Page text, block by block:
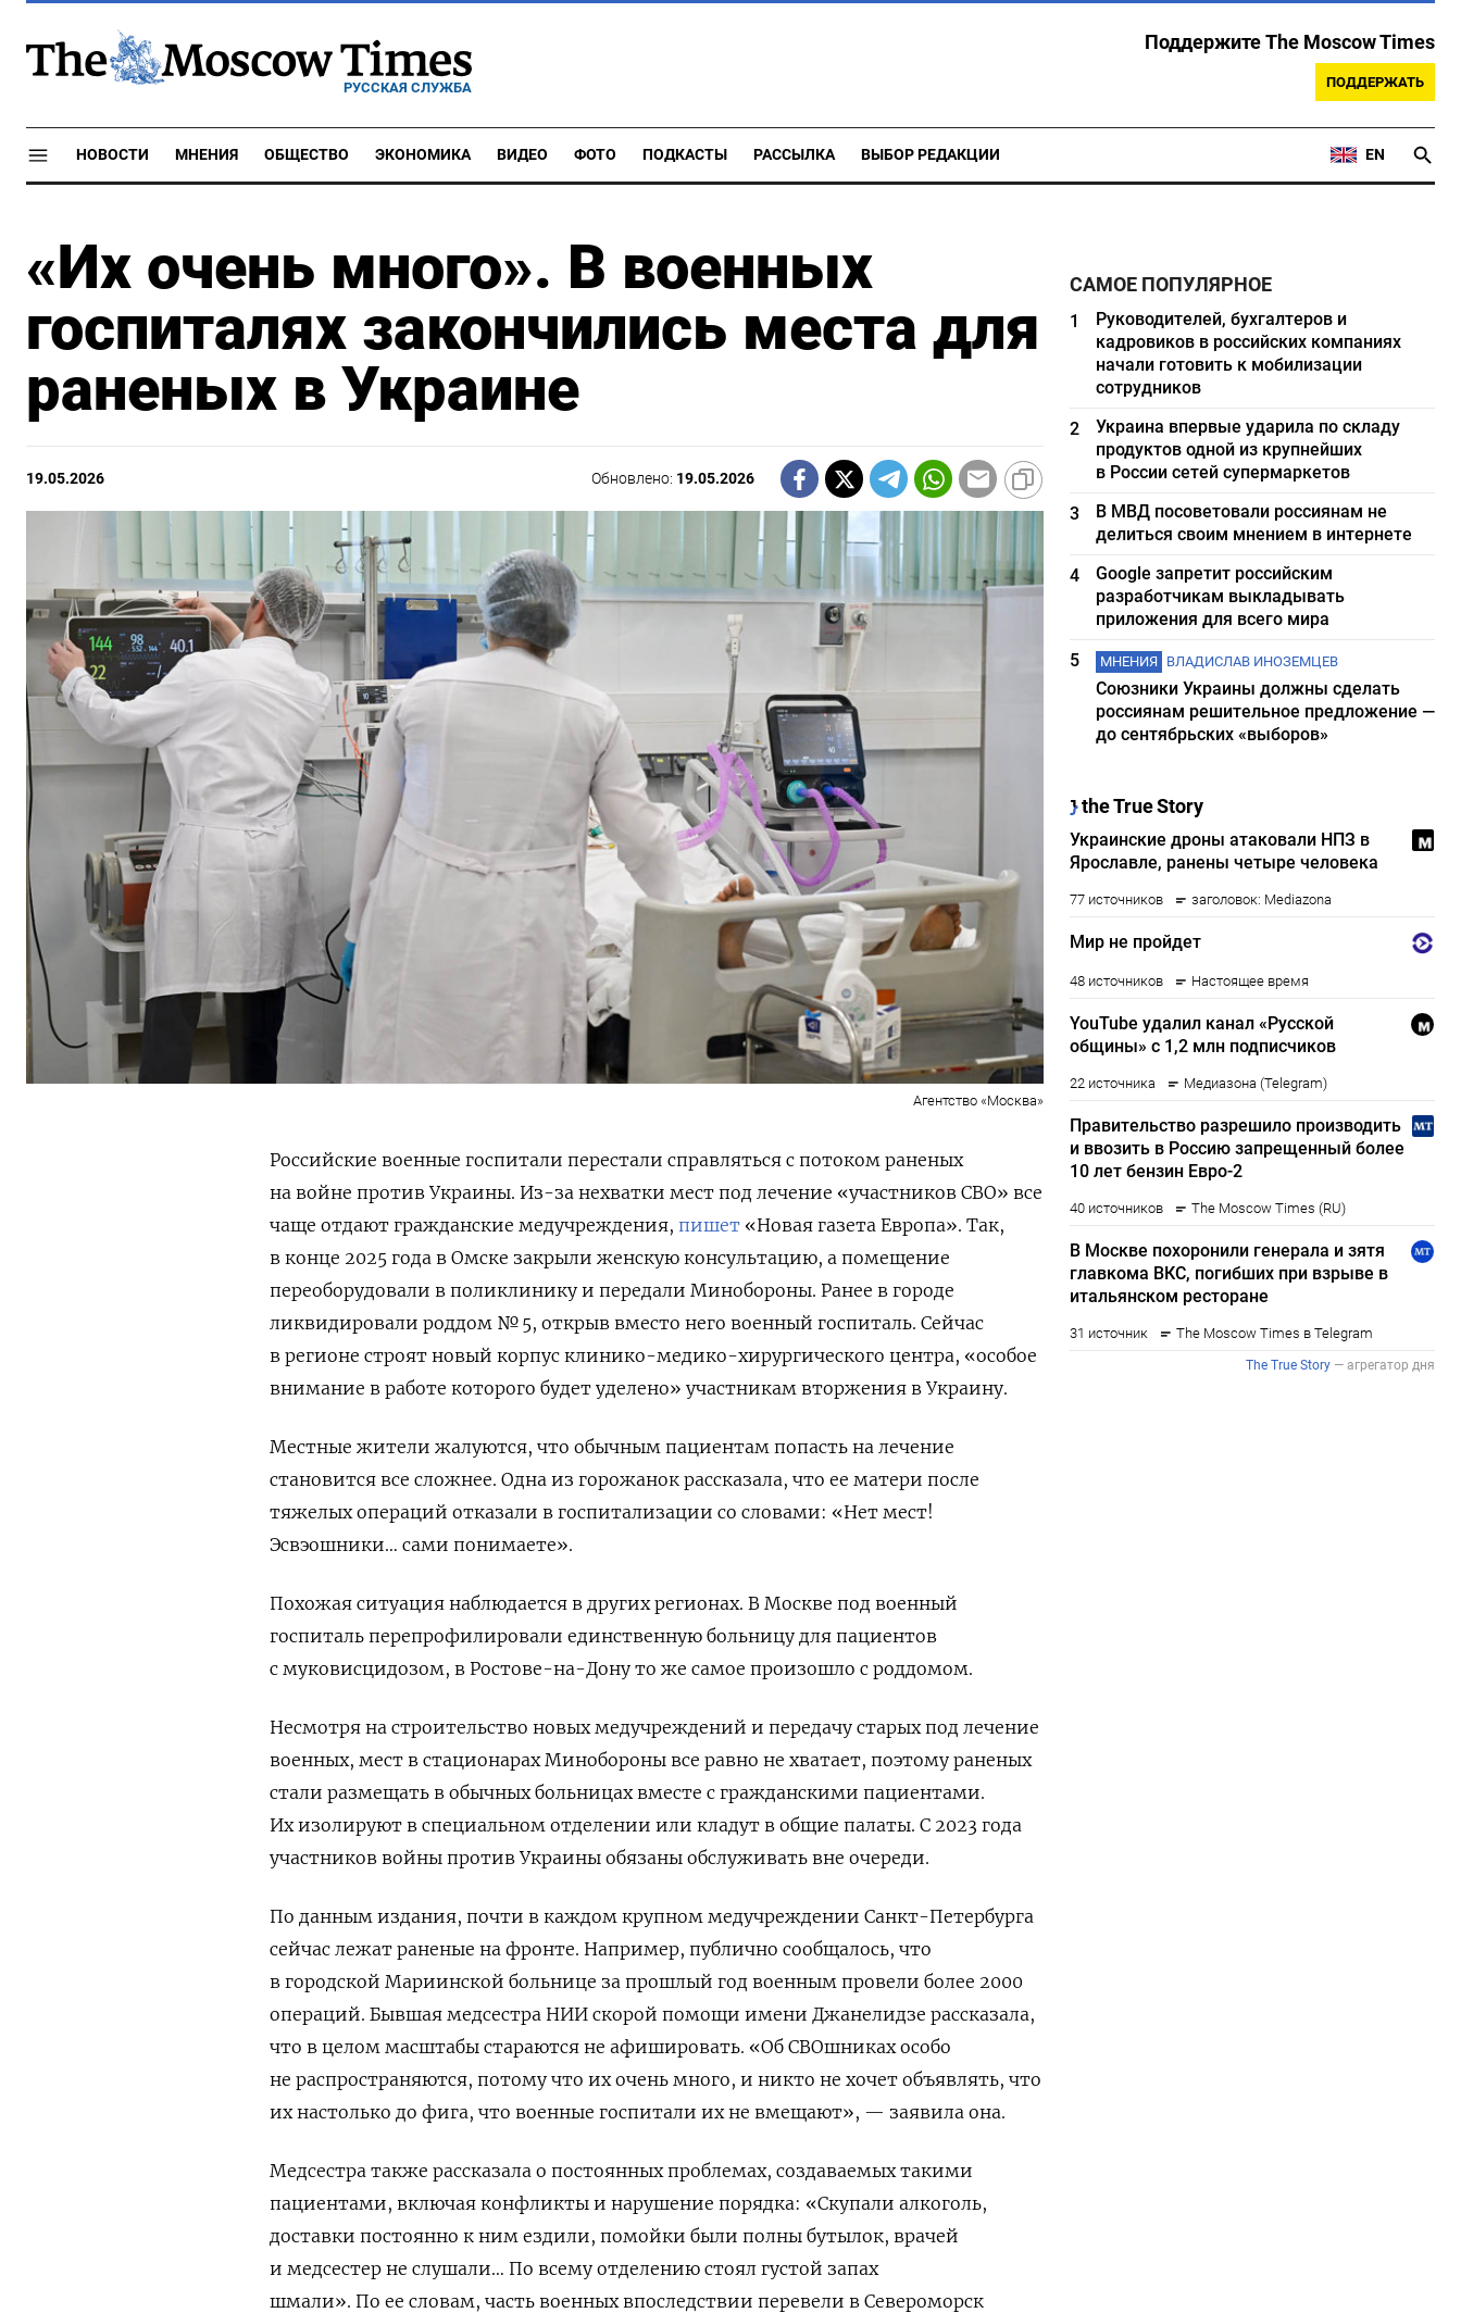
РУССКАЯ СЛУЖБА
Поддержите The Moscow Times
ПОДДЕРЖАТЬ
НОВОСТИ МНЕНИЯ ОБЩЕСТВО ЭКОНОМИКА ВИДЕО ФОТО ПОДКАСТЫ РАССЫЛКА ВЫБОР РЕДАКЦИИ EN
«Их очень много». В военных
госпиталях закончились места для
раненых в Украине
19.05.2026 Обновлено: 19.05.2026
Агентство «Москва»
Российские военные госпитали перестали справляться с потоком раненых
на войне против Украины. Из-за нехватки мест под лечение «участников СВО» все
чаще отдают гражданские медучреждения, пишет «Новая газета Европа». Так,
в конце 2025 года в Омске закрыли женскую консультацию, а помещение
переоборудовали в поликлинику и передали Минобороны. Ранее в городе
ликвидировали роддом № 5, открыв вместо него военный госпиталь. Сейчас
в регионе строят новый корпус клинико-медико-хирургического центра, «особое
внимание в работе которого будет уделено» участникам вторжения в Украину.
Местные жители жалуются, что обычным пациентам попасть на лечение
становится все сложнее. Одна из горожанок рассказала, что ее матери после
тяжелых операций отказали в госпитализации со словами: «Нет мест!
Эсвэошники… сами понимаете».
Похожая ситуация наблюдается в других регионах. В Москве под военный
госпиталь перепрофилировали единственную больницу для пациентов
с муковисцидозом, в Ростове-на-Дону то же самое произошло с роддомом.
Несмотря на строительство новых медучреждений и передачу старых под лечение
военных, мест в стационарах Минобороны все равно не хватает, поэтому раненых
стали размещать в обычных больницах вместе с гражданскими пациентами.
Их изолируют в специальном отделении или кладут в общие палаты. С 2023 года
участников войны против Украины обязаны обслуживать вне очереди.
По данным издания, почти в каждом крупном медучреждении Санкт-Петербурга
сейчас лежат раненые на фронте. Например, публично сообщалось, что
в городской Мариинской больнице за прошлый год военным провели более 2000
операций. Бывшая медсестра НИИ скорой помощи имени Джанелидзе рассказала,
что в целом масштабы стараются не афишировать. «Об СВОшниках особо
не распространяются, потому что их очень много, и никто не хочет объявлять, что
их настолько до фига, что военные госпитали их не вмещают», — заявила она.
Медсестра также рассказала о постоянных проблемах, создаваемых такими
пациентами, включая конфликты и нарушение порядка: «Скупали алкоголь,
доставки постоянно к ним ездили, помойки были полны бутылок, врачей
и медсестер не слушали… По всему отделению стоял густой запах
шмали». По ее словам, часть военных впоследствии перевели в Североморск
САМОЕ ПОПУЛЯРНОЕ
1
Руководителей, бухгалтеров и
кадровиков в российских компаниях
начали готовить к мобилизации
сотрудников
2
Украина впервые ударила по складу
продуктов одной из крупнейших
в России сетей супермаркетов
3
В МВД посоветовали россиянам не
делиться своим мнением в интернете
4
Google запретит российским
разработчикам выкладывать
приложения для всего мира
5
МНЕНИЯ ВЛАДИСЛАВ ИНОЗЕМЦЕВ
Союзники Украины должны сделать
россиянам решительное предложение —
до сентябрьских «выборов»